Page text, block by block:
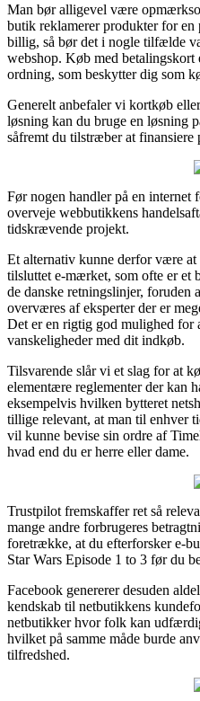
Man bør alligevel være
butik reklamerer produkter for en
billig, så bør det i nogle tilfælde
webshop. Køb med
ordning, som beskytter dig som
Generelt anbefaler vi kortkøb
løsning kan du bruge en løsning
såfremt du tilstræber at finansiere
Før nogen handler på en
overveje webbutikkens
tidskrævende projekt.
Et alternativ kunne derfor være
tilsluttet e-mærket, som ofte er et
de danske retningslinjer, foruden
overværes af eksperter der er
Det er en rigtig god mulighed for
vanskeligheder med dit indkøb.
Tilsvarende slår vi et slag for at
elementære reglementer der kan
eksempelvis hvilken bytteret
tillige relevant, at man til enhver
vil kunne bevise sin ordre af
hvad end du er herre eller dame.
Trustpilot fremskaffer ret så
mange andre forbrugeres
foretrække, at du efterforsker e-
Star Wars Episode 1 to 3 før du
Facebook genererer desuden
kendskab til netbutikkens
netbutikker hvor folk kan
hvilket på samme måde burde
tilfredshed.